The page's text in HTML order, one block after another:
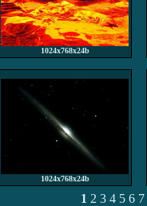
1024x768x24b
1024x768x24b
1 2 3 4 5 6 7